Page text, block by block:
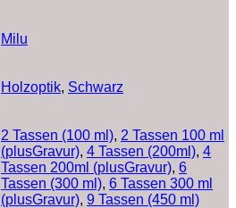
‎Milu
‎Holzoptik, ‎Schwarz
2 Tassen (100 ml), 2 Tassen 100 ml
(plusGravur), 4 Tassen (200ml), 4
Tassen 200ml (plusGravur), 6
Tassen (300 ml), 6 Tassen 300 ml
(plusGravur), 9 Tassen (450 ml)